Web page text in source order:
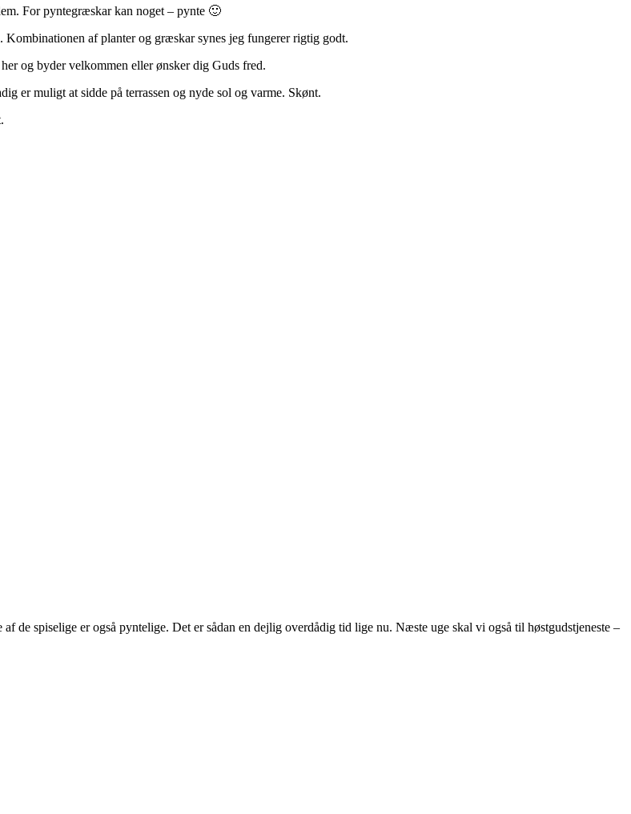
For pyntegræskar kan noget – pynte 🙂
Kombinationen af planter og græskar synes jeg fungerer rigtig godt.
og byder velkommen eller ønsker dig Guds fred.
er muligt at sidde på terrassen og nyde sol og varme. Skønt.
de spiselige er også pyntelige. Det er sådan en dejlig overdådig tid lige nu. Næste uge skal vi også til høstgudstjeneste –